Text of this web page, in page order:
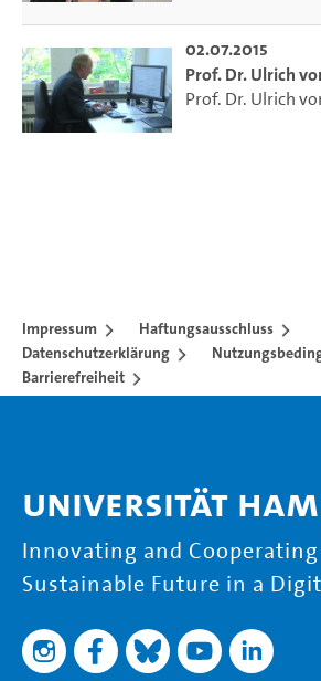
02.07.2015
Prof. Dr. Ulrich
Prof. Dr. Ulrich
Impressum
Haftungsausschluss
Datenschutzerklärung
Barrierefreiheit
Universität
Innovating and
Sustainable Future in a